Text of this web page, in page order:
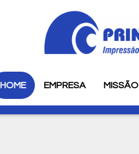
HOME EMPRESA MISSÃO